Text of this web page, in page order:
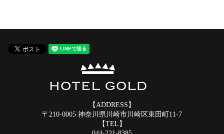
【ADDRESS】
〒210-0005 神奈川県川崎市川崎区東田町11-7
【TEL】